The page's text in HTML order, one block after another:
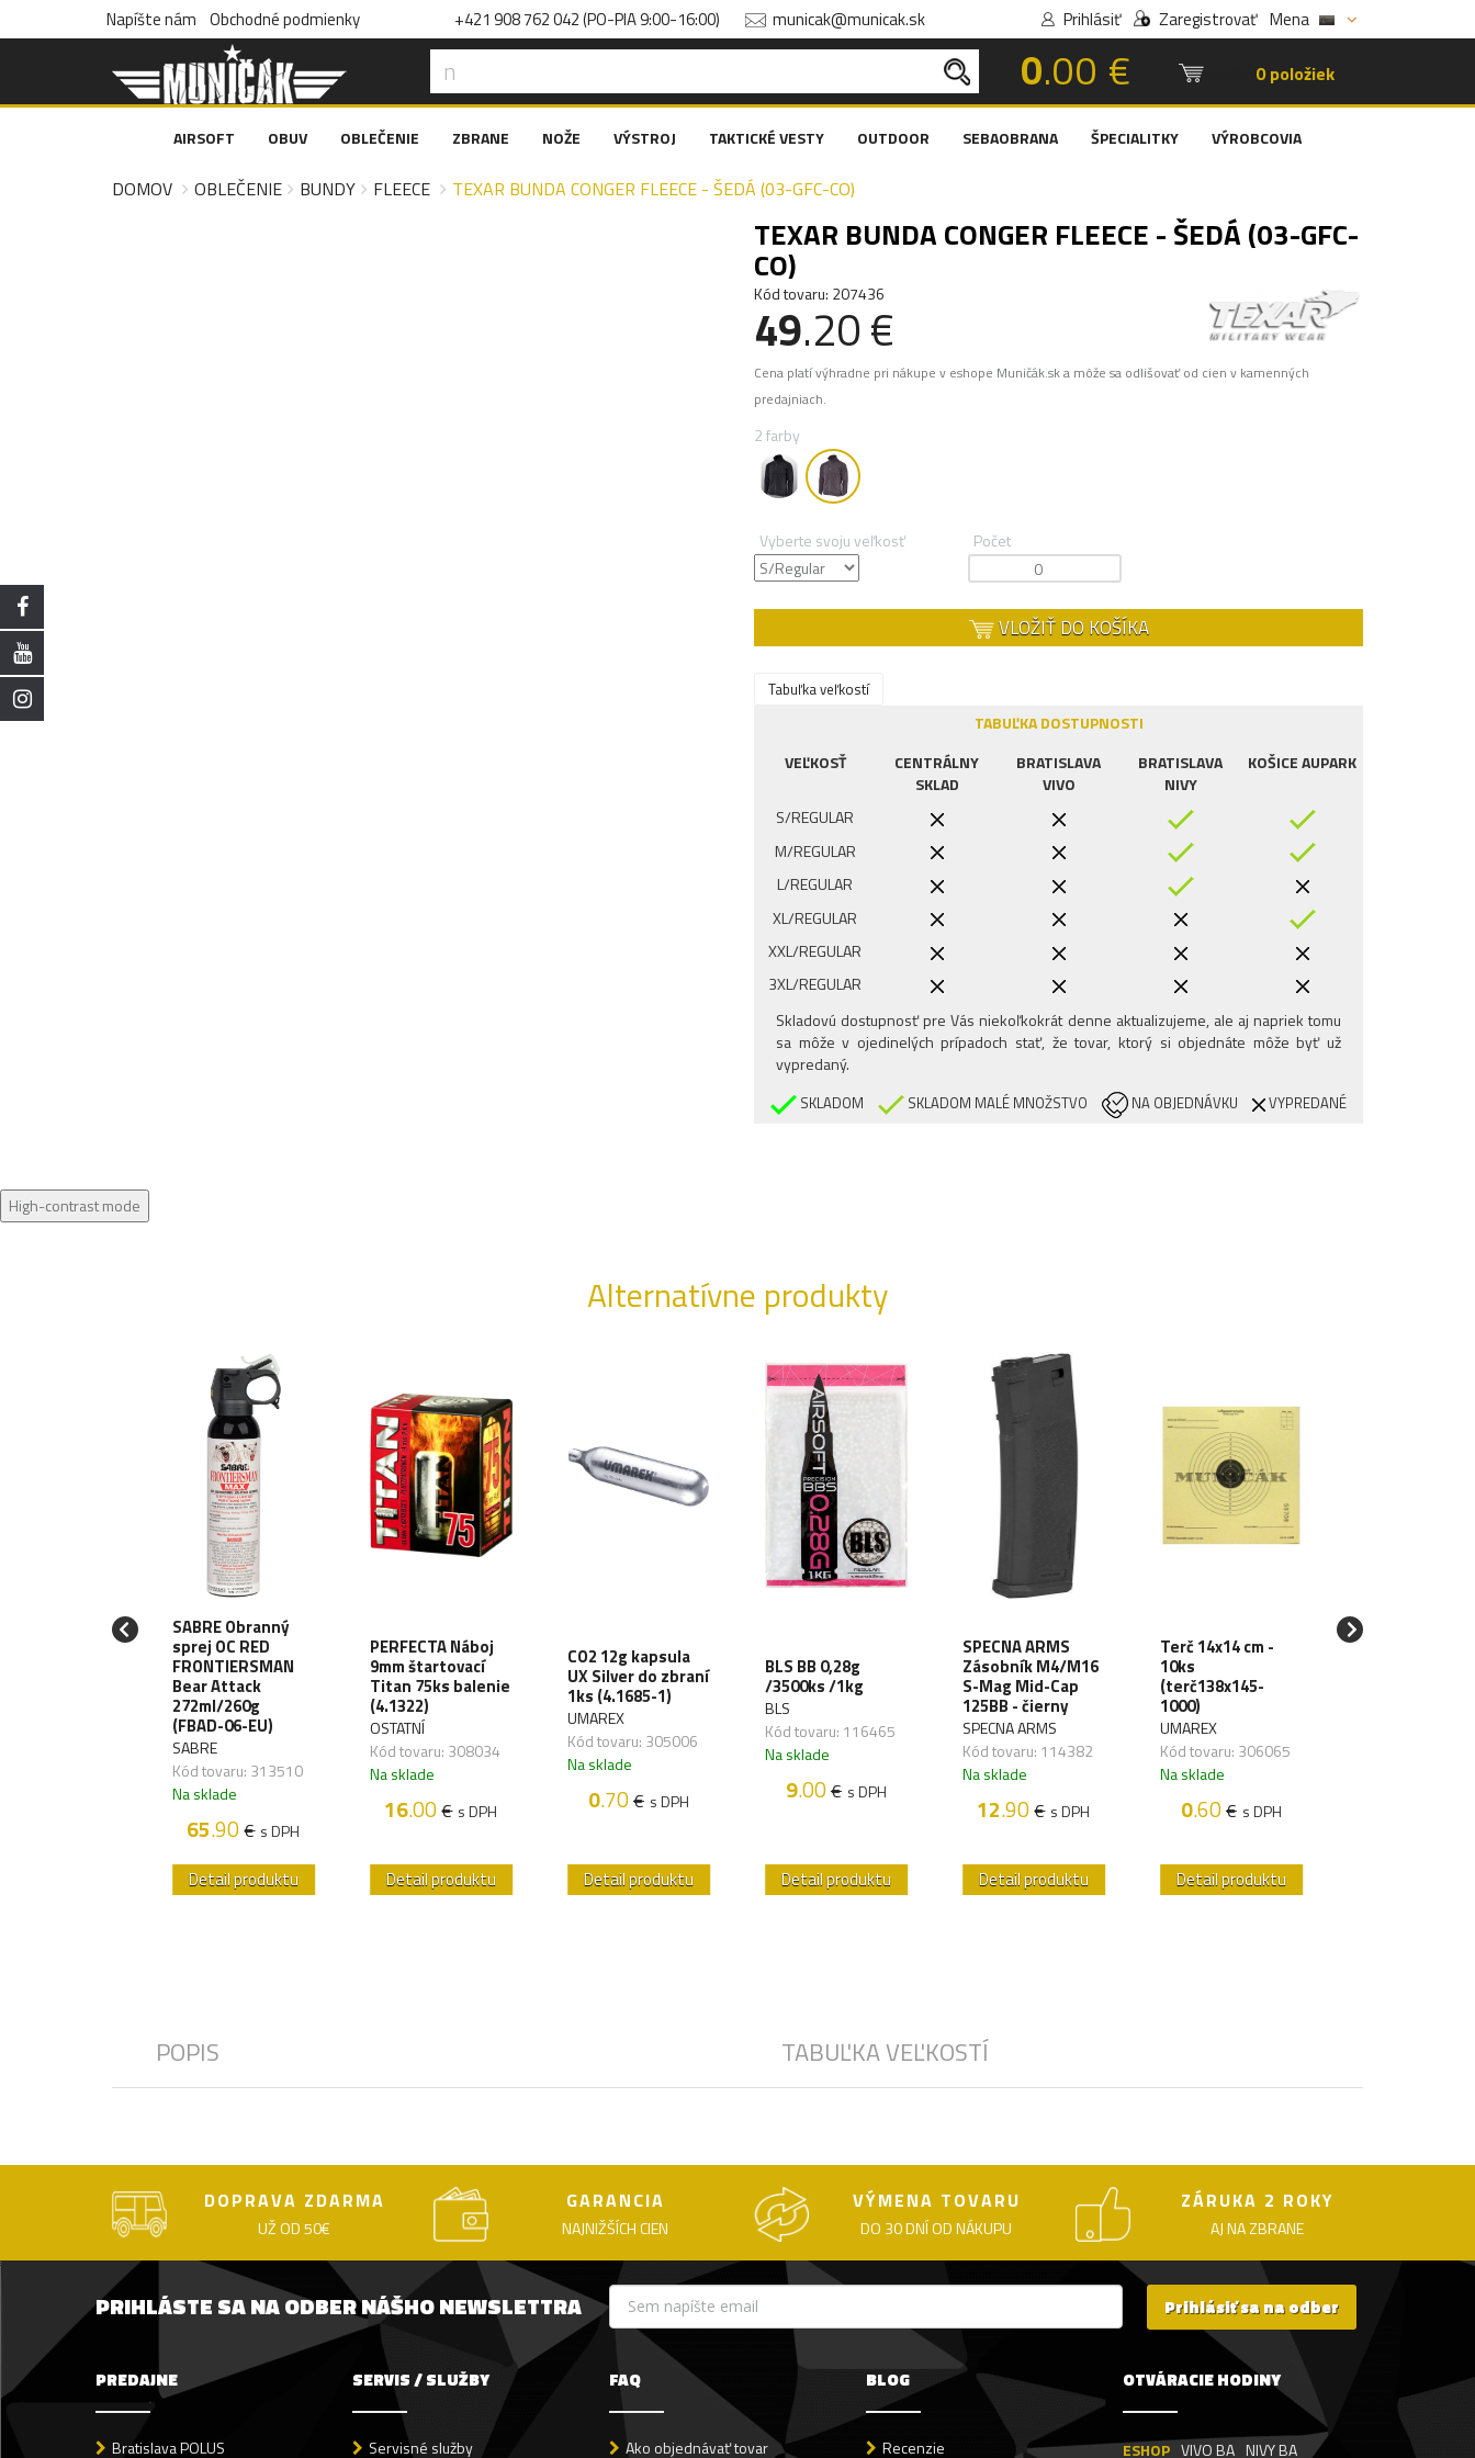
Napíšte nám Obchodné podmienky +421 908 762 042 (PO-PIA 9:00-16:00) municak@municak.sk Prihlásiť Zaregistrovať Mena
0.00 € 0 položiek
AIRSOFT OBUV OBLEČENIE ZBRANE NOŽE VÝSTROJ TAKTICKÉ VESTY OUTDOOR SEBAOBRANA ŠPECIALITKY VÝROBCOVIA
DOMOV OBLEČENIE BUNDY FLEECE TEXAR BUNDA CONGER FLEECE - ŠEDÁ (03-GFC-CO)
TEXAR BUNDA CONGER FLEECE - ŠEDÁ (03-GFC-
CO)
Kód tovaru: 207436
49.20 €
Cena platí výhradne pri nákupe v eshope Muničák.sk a môže sa odlišovať od cien v kamenných
predajniach.
2 farby
Vyberte svoju veľkosť Počet
VLOŽIŤ DO KOŠÍKA
Tabuľka veľkostí
TABUĽKA DOSTUPNOSTI
VEĽKOSŤ
CENTRÁLNY
SKLAD
BRATISLAVA
VIVO
BRATISLAVA
NIVY
KOŠICE AUPARK
S/REGULAR
M/REGULAR
L/REGULAR
XL/REGULAR
XXL/REGULAR
3XL/REGULAR
Skladovú dostupnosť pre Vás niekoľkokrát denne aktualizujeme, ale aj napriek tomu
sa môže v ojedinelých prípadoch stať, že tovar, ktorý si objednáte môže byť už
vypredaný.
SKLADOM SKLADOM MALÉ MNOŽSTVO NA OBJEDNÁVKU VYPREDANÉ
High-contrast mode
Alternatívne produkty
SABRE Obranný
sprej OC RED
FRONTIERSMAN
Bear Attack
272ml/260g
(FBAD-06-EU)
SABRE
Kód tovaru: 313510
Na sklade
65.90€ s DPH
Detail produktu
PERFECTA Náboj
9mm štartovací
Titan 75ks balenie
(4.1322)
OSTATNÍ
Kód tovaru: 308034
Na sklade
16.00€ s DPH
Detail produktu
CO2 12g kapsula
UX Silver do zbraní
1ks (4.1685-1)
UMAREX
Kód tovaru: 305006
Na sklade
0.70€ s DPH
Detail produktu
BLS BB 0,28g
/3500ks /1kg
BLS
Kód tovaru: 116465
Na sklade
9.00€ s DPH
Detail produktu
SPECNA ARMS
Zásobník M4/M16
S-Mag Mid-Cap
125BB - čierny
SPECNA ARMS
Kód tovaru: 114382
Na sklade
12.90€ s DPH
Detail produktu
Terč 14x14 cm -
10ks
(terč138x145-
1000)
UMAREX
Kód tovaru: 306065
Na sklade
0.60€ s DPH
Detail produktu
SPECNA ARMS
POPIS TABUĽKA VEĽKOSTÍ
DOPRAVA ZDARMA
UŽ OD 50€
GARANCIA
NAJNIŽŠÍCH CIEN
VÝMENA TOVARU
DO 30 DNÍ OD NÁKUPU
ZÁRUKA 2 ROKY
AJ NA ZBRANE
PRIHLÁSTE SA NA ODBER NÁŠHO NEWSLETTRA Prihlásiť sa na odber
PREDAJNE
Bratislava POLUS
SERVIS / SLUŽBY
Servisné služby
FAQ
Ako objednávať tovar
BLOG
Recenzie
OTVÁRACIE HODINY
ESHOP VIVO BA NIVY BA